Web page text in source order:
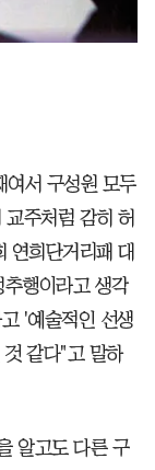
여서 구성원 모두
주처럼 감히 허
연희단거리패 대
행이라고 생각
'예술적인 선생
같다"고 말하
알고도 다른 구